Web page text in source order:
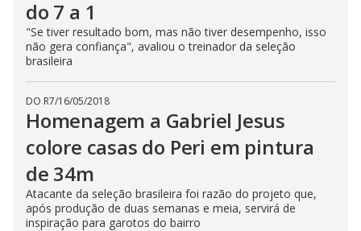
do 7 a 1
"Se tiver resultado bom, mas não tiver desempenho, isso
não gera confiança", avaliou o treinador da seleção
brasileira
DO R7/16/05/2018
Homenagem a Gabriel Jesus
colore casas do Peri em pintura
de 34m
Atacante da seleção brasileira foi razão do projeto que,
após produção de duas semanas e meia, servirá de
inspiração para garotos do bairro